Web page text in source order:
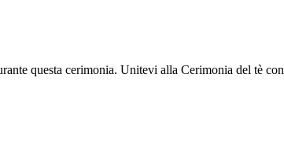
questa cerimonia. Unitevi alla Cerimonia del tè